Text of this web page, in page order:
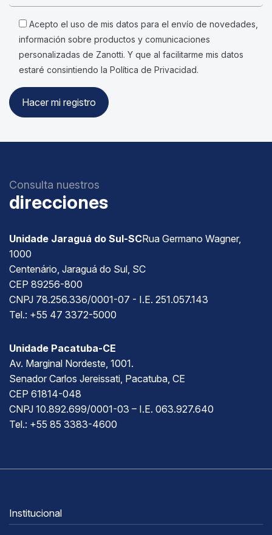
Acepto el uso de mis datos para el envío de novedades,
información sobre productos y comunicaciones
personalizadas de Zanotti. Y que al facilitarme mis datos
estaré consintiendo la Política de Privacidad.
Consulta nuestros
direcciones
Unidade Jaraguá do Sul-SCRua Germano Wagner,
1000
Centenário, Jaraguá do Sul, SC
CEP 89256-800
CNPJ 78.256.336/0001-07 - I.E. 251.057.143
Tel.: +55 47 3372-5000
Unidade Pacatuba-CE
Av. Marginal Nordeste, 1001.
Senador Carlos Jereissati, Pacatuba, CE
CEP 61814-048
CNPJ 10.892.699/0001-03 – I.E. 063.927.640
Tel.: +55 85 3383-4600
Institucional